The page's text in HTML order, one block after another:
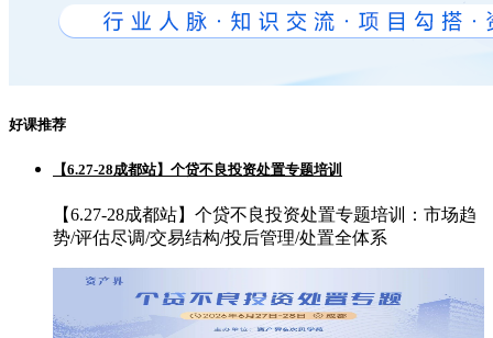
好课推荐
【6.27-28成都站】个贷不良投资处置专题培训
【6.27-28成都站】个贷不良投资处置专题培训：市场趋
势/评估尽调/交易结构/投后管理/处置全体系